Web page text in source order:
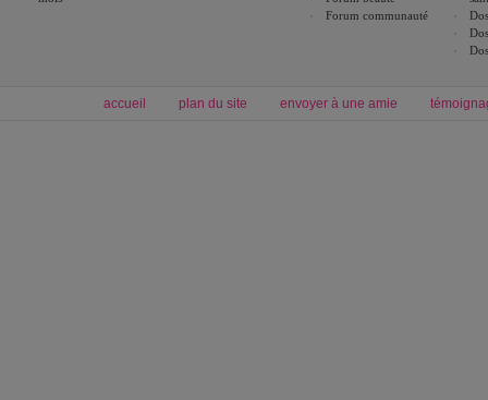
Forum communauté
accueil plan du site envoyer à une amie